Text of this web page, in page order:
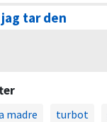
jag tar den
madre turbot